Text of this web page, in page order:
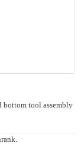
bottom tool assembly